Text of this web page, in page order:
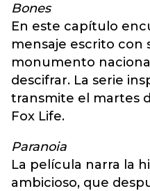
Bones
En este capítulo
mensaje escrito con
monumento
descifrar. La serie
transmite el martes
Fox Life.
Paranoia
La película narra la
ambicioso, que